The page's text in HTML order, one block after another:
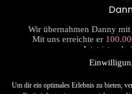
Um dir ein optimales Erlebnis zu bieten,
Wir übernahmen Danny mit
Mit uns erreichte er
Jetzt ist er bei